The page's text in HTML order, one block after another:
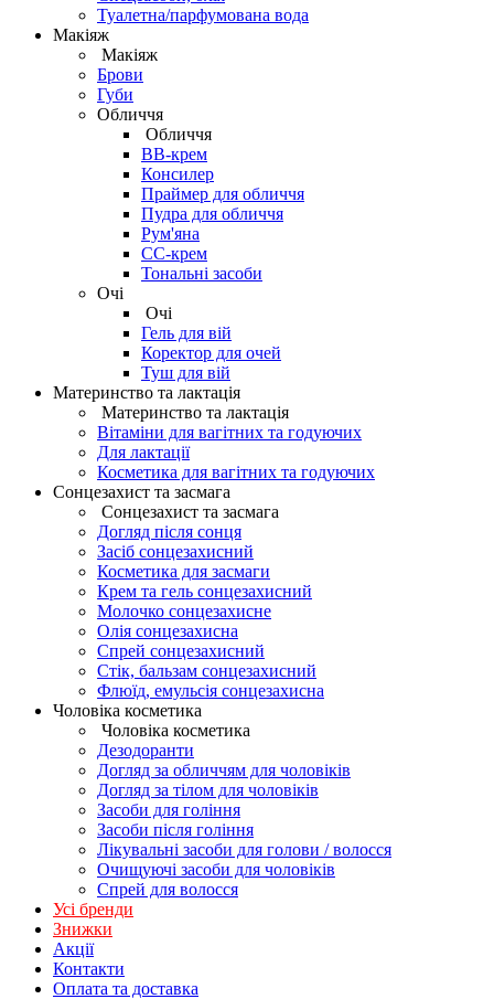
Туалетна/парфумована вода
Макіяж
Макіяж
Брови
Губи
Обличчя
Обличчя
BB-крем
Консилер
Праймер для обличчя
Пудра для обличчя
Рум'яна
СС-крем
Тональні засоби
Очі
Очі
Гель для вій
Коректор для очей
Туш для вій
Материнство та лактація
Материнство та лактація
Вітаміни для вагітних та годуючих
Для лактації
Косметика для вагітних та годуючих
Сонцезахист та засмага
Сонцезахист та засмага
Догляд після сонця
Засіб сонцезахисний
Косметика для засмаги
Крем та гель сонцезахисний
Молочко сонцезахисне
Олія сонцезахисна
Спрей сонцезахисний
Стік, бальзам сонцезахисний
Флюїд, емульсія сонцезахисна
Чоловіка косметика
Чоловіка косметика
Дезодоранти
Догляд за обличчям для чоловіків
Догляд за тілом для чоловіків
Засоби для гоління
Засоби після гоління
Лікувальні засоби для голови / волосся
Очищуючі засоби для чоловіків
Спрей для волосся
Усі бренди
Знижки
Акції
Контакти
Оплата та доставка